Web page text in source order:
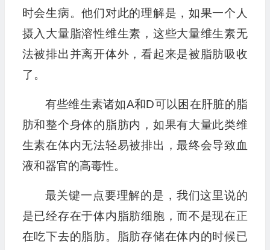
时会生病。他们对此的理解是，如果一个人
摄入大量脂溶性维生素，这些大量维生素无
法被排出并离开体外，看起来是被脂肪吸收
了。
有些维生素诸如A和D可以困在肝脏的脂
肪和整个身体的脂肪内，如果有大量此类维
生素在体内无法轻易被排出，最终会导致血
液和器官的高毒性。
最关键一点要理解的是，我们这里说的
是已经存在于体内脂肪细胞，而不是现在正
在吃下去的脂肪。脂肪存储在体内的时候已